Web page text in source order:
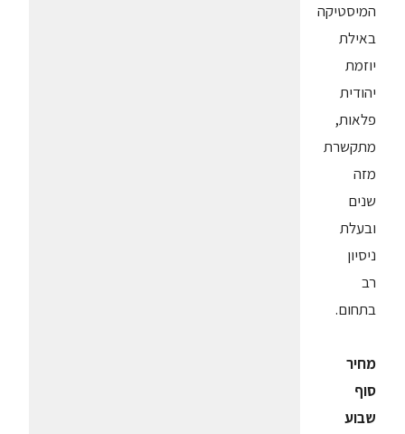
המיסטיקה
באילת
יוזמת
יהודית
פלאות,
מתקשרת
מזה
שנים
ובעלת
ניסיון
רב
בתחום.
מחיר
סוף
שבוע